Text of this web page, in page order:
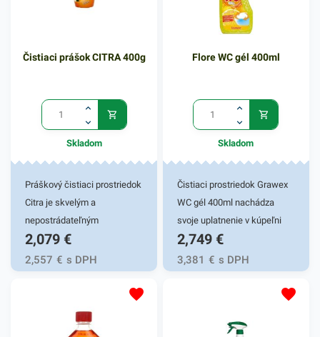
Čistiaci prášok CITRA 400g
Skladom
Práškový čistiaci prostriedok
Citra je skvelým a
nepostrádateľným
pomocníkom vo vašej
domácnosti Je vhodný na
kuchynský riad ale aj na
kúpeľnové predmety. Tento
čistiaci prostriedok
2,079 €
2,557 € s DPH
Flore WC gél 400ml
Skladom
Čistiaci prostriedok Grawex
WC gél 400ml nachádza
svoje uplatnenie v kúpeľni
vašej domácnosti. Je
účinným gélovým prípravkom
do závesných nádobiek
dezodoračné, priebežné
2,749 €
3,381 € s DPH